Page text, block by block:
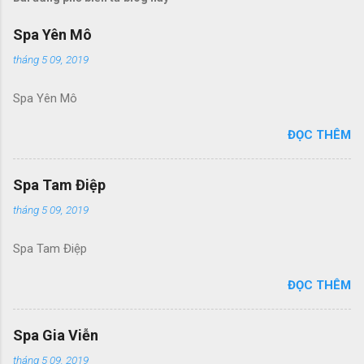
Spa Yên Mô
tháng 5 09, 2019
Spa Yên Mô
ĐỌC THÊM
Spa Tam Điệp
tháng 5 09, 2019
Spa Tam Điệp
ĐỌC THÊM
Spa Gia Viễn
tháng 5 09, 2019